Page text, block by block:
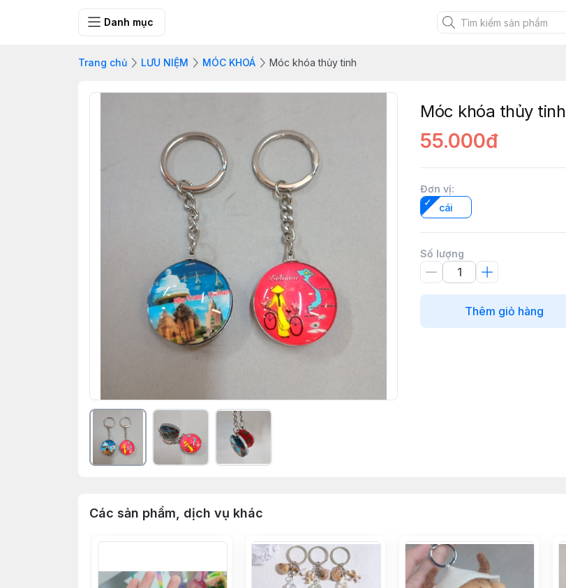
Danh mục
Trang chủ LƯU NIỆM MÓC KHOÁ Móc khóa thủy tinh
Móc khóa thủy tinh
55.000đ
Đơn vị:
cái
Số lượng
Thêm giỏ hàng
Các sản phẩm, dịch vụ khác